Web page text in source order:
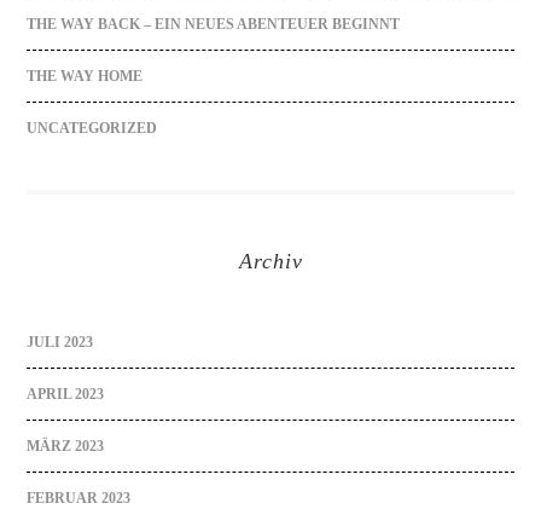
THE WAY BACK – EIN NEUES ABENTEUER BEGINNT
THE WAY HOME
UNCATEGORIZED
Archiv
JULI 2023
APRIL 2023
MÄRZ 2023
FEBRUAR 2023